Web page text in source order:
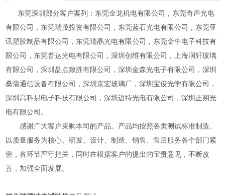
东莞深圳部分客户案列：东莞金龙机电有限公司，东莞奇声光电
有限公司，东莞瑞茂投资有限公司，东莞蓝石光电有限公司，东莞亚
讯塑胶制品有限公司，东莞瑞晶光电有限公司，东莞金牛电子科技有
限公司，东莞普达光电有限公司，深圳创维有限公司，上海润轩玻璃
有限公司，深圳晶点致胜有限公司，深圳金森光电子有限公司，深圳
桑蒲通信设备有限公司，深圳京宏玻璃厂，深圳宝俊光学有限公司，
深圳高科易电子科技有限公司，深圳迈特光电有限公司，深圳正朔光
电有限公司。
感谢广大客户采购本司的产品。产品均按照各类测试标准制造。
以质量服务为核心。研发、设计、制造、销售、售后服务各个部门紧
密，各环节严守把关，同时在根据客户的提出的宝贵意见，不断改
善，加强全面发展。